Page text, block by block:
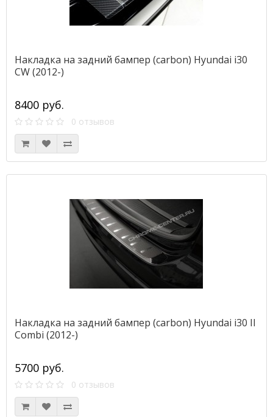
Накладка на задний бампер (carbon) Hyundai i30
CW (2012-)
8400 руб.
0 отзывов
Накладка на задний бампер (carbon) Hyundai i30 II
Combi (2012-)
5700 руб.
0 отзывов